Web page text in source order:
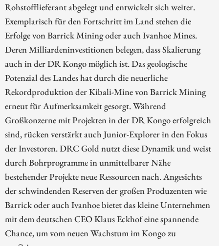
Rohstofflieferant abgelegt und entwickelt sich weiter.
Exemplarisch für den Fortschritt im Land stehen die
Erfolge von Barrick Mining oder auch Ivanhoe Mines.
Deren Milliardeninvestitionen belegen, dass Skalierung
auch in der DR Kongo möglich ist. Das geologische
Potenzial des Landes hat durch die neuerliche
Rekordproduktion der Kibali-Mine von Barrick Mining
erneut für Aufmerksamkeit gesorgt. Während
Großkonzerne mit Projekten in der DR Kongo erfolgreich
sind, rücken verstärkt auch Junior-Explorer in den Fokus
der Investoren. DRC Gold nutzt diese Dynamik und weist
durch Bohrprogramme in unmittelbarer Nähe
bestehender Projekte neue Ressourcen nach. Angesichts
der schwindenden Reserven der großen Produzenten wie
Barrick oder auch Ivanhoe bietet das kleine Unternehmen
mit dem deutschen CEO Klaus Eckhof eine spannende
Chance, um vom neuen Wachstum im Kongo zu